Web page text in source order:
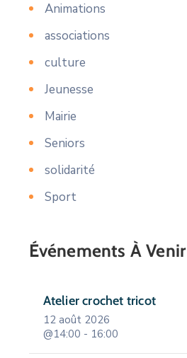
Animations
associations
culture
Jeunesse
Mairie
Seniors
solidarité
Sport
Événements À Venir
Atelier crochet tricot
12 août 2026
@14:00 - 16:00